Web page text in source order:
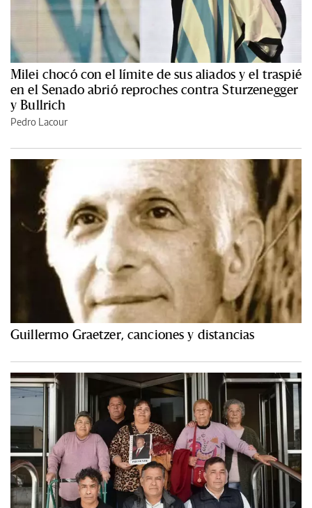
Milei chocó con el límite de sus aliados y el traspié
en el Senado abrió reproches contra Sturzenegger
y Bullrich
Pedro Lacour
Guillermo Graetzer, canciones y distancias